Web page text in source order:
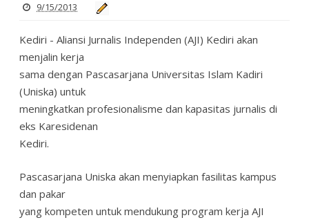
9/15/2013
Kediri - Aliansi Jurnalis Independen (AJI) Kediri akan
menjalin kerja
sama dengan Pascasarjana Universitas Islam Kadiri
(Uniska) untuk
meningkatkan profesionalisme dan kapasitas jurnalis di
eks Karesidenan
Kediri.
Pascasarjana Uniska akan menyiapkan fasilitas kampus
dan pakar
yang kompeten untuk mendukung program kerja AJI